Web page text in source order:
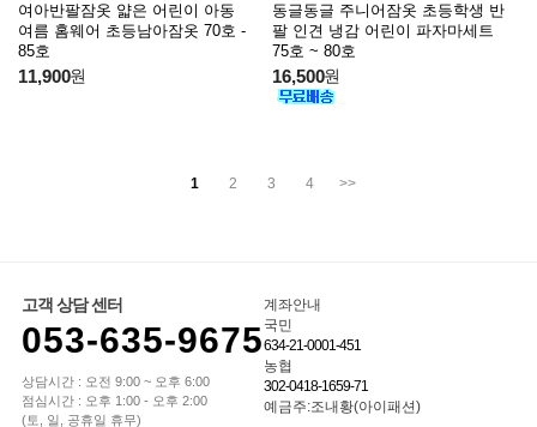
여아반팔잠옷 얇은 어린이 아동
여름 홈웨어 초등남아잠옷 70호 -
85호
11,900원
동글동글 주니어잠옷 초등학생 반
팔 인견 냉감 어린이 파자마세트
75호 ~ 80호
16,500원
1 2 3 4 >>
고객 상담 센터
053-635-9675
상담시간 : 오전 9:00 ~ 오후 6:00
점심시간 : 오후 1:00 - 오후 2:00
(토, 일, 공휴일 휴무)
계좌안내
국민
634-21-0001-451
농협
302-0418-1659-71
예금주:조내황(아이패션)